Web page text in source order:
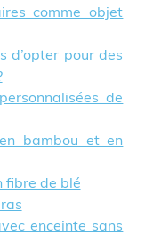
comme objet
d’opter pour des
de
bambou et en
fibre de blé
enceinte sans